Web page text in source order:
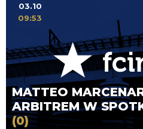
MATTEO
ARBITREM W
(0)
03.10
09:53